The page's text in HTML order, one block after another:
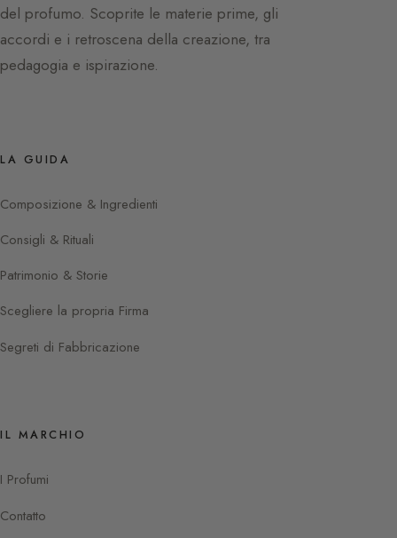
del profumo. Scoprite le materie prime, gli
accordi e i retroscena della creazione, tra
pedagogia e ispirazione.
LA GUIDA
Composizione & Ingredienti
Consigli & Rituali
Patrimonio & Storie
Scegliere la propria Firma
Segreti di Fabbricazione
IL MARCHIO
I Profumi
Contatto